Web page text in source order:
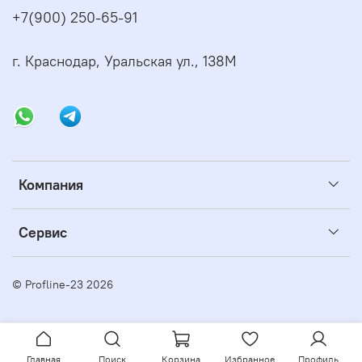
Компания
Сервис
+7(900) 250-65-91
г. Краснодар, Уральская ул., 138М
© Profline-23 2026
Главная Поиск Корзина Избранное Профиль